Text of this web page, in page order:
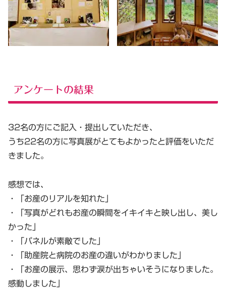
アンケートの結果
32名の方にご記入・提出していただき、
うち22名の方に写真展がとてもよかったと評価をいただ
きました。
感想では、
・「お産のリアルを知れた」
・「写真がどれもお産の瞬間をイキイキと映し出し、美し
かった」
・「パネルが素敵でした」
・「助産院と病院のお産の違いがわかりました」
・「お産の展示、思わず涙が出ちゃいそうになりました。
感動しました」